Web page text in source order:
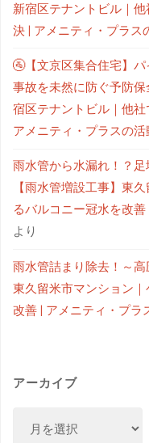
新宿区テナントビル｜
決 | アメニティ・プラス
🚰【文京区集合住宅】
事故を未然に防ぐ予防保
宿区テナントビル｜他
アメニティ・プラスの
雨水管から水漏れ！？
【雨水管増設工事】東
るバルコニー冠水を改
より
雨水管詰まり除去！～高
東久留米市マンション
改善 | アメニティ・プラ
アーカイブ